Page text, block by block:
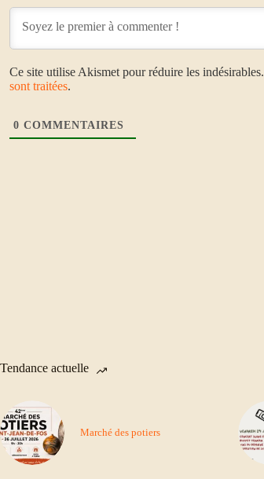
Ce site utilise Akismet pour réduire les indésirables.
sont traitées.
0 COMMENTAIRES
Tendance actuelle
Marché des potiers